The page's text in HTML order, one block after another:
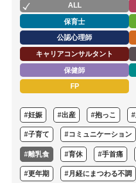
ALL
保育士
公認心理師
キャリアコンサルタント
保健師
FP
#妊娠 #出産 #抱っこ
#子育て #コミュニケーション
#離乳食 #育休 #手首痛
#更年期 #月経にまつわる不調